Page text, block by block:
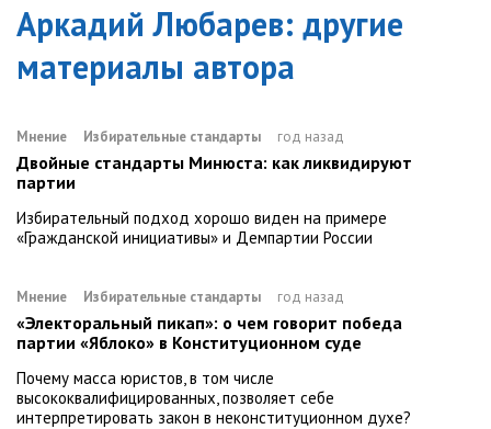
Аркадий Любарев: другие
материалы автора
Мнение Избирательные стандарты год назад
Двойные стандарты Минюста: как ликвидируют
партии
Избирательный подход хорошо виден на примере
«Гражданской инициативы» и Демпартии России
Мнение Избирательные стандарты год назад
«Электоральный пикап»: о чем говорит победа
партии «Яблоко» в Конституционном суде
Почему масса юристов, в том числе
высококвалифицированных, позволяет себе
интерпретировать закон в неконституционном духе?